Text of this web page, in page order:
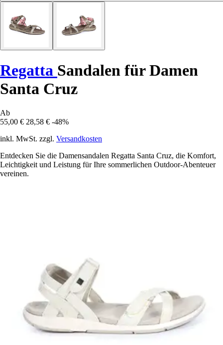
Regatta Sandalen für Damen
Santa Cruz
Ab
55,00 € 28,58 € -48%
inkl. MwSt. zzgl. Versandkosten
Entdecken Sie die Damensandalen Regatta Santa Cruz, die Komfort,
Leichtigkeit und Leistung für Ihre sommerlichen Outdoor-Abenteuer
vereinen.